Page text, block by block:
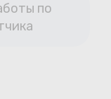
по